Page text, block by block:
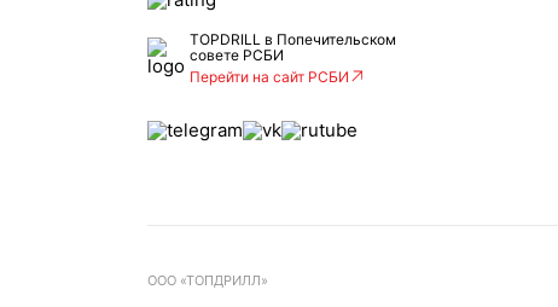
TOPDRILL в Попечительском
совете РСБИ
Перейти на сайт РСБИ
ООО «ТОПДРИЛЛ»